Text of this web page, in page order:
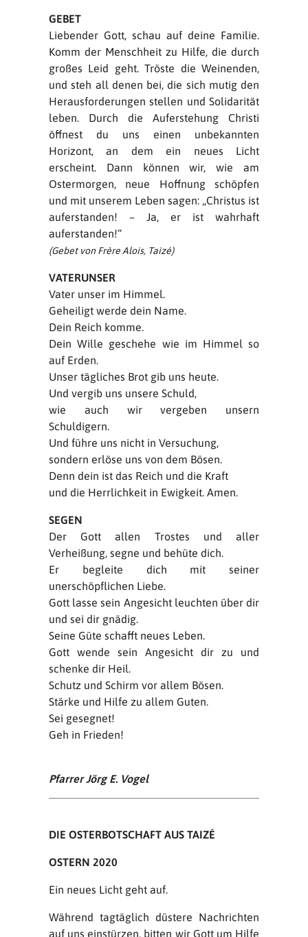
GEBET
Liebender Gott, schau auf deine Familie.
Komm der Menschheit zu Hilfe, die durch
großes Leid geht. Tröste die Weinenden,
und steh all denen bei, die sich mutig den
Herausforderungen stellen und Solidarität
leben. Durch die Auferstehung Christi
öffnest du uns einen unbekannten
Horizont, an dem ein neues Licht
erscheint. Dann können wir, wie am
Ostermorgen, neue Hoffnung schöpfen
und mit unserem Leben sagen: „Christus ist
auferstanden! – Ja, er ist wahrhaft
auferstanden!“
(Gebet von Frère Alois, Taizé)
VATERUNSER
Vater unser im Himmel.
Geheiligt werde dein Name.
Dein Reich komme.
Dein Wille geschehe wie im Himmel so
auf Erden.
Unser tägliches Brot gib uns heute.
Und vergib uns unsere Schuld,
wie auch wir vergeben unsern
Schuldigern.
Und führe uns nicht in Versuchung,
sondern erlöse uns von dem Bösen.
Denn dein ist das Reich und die Kraft
und die Herrlichkeit in Ewigkeit. Amen.
SEGEN
Der Gott allen Trostes und aller
Verheißung, segne und behüte dich.
Er begleite dich mit seiner
unerschöpflichen Liebe.
Gott lasse sein Angesicht leuchten über dir
und sei dir gnädig.
Seine Güte schafft neues Leben.
Gott wende sein Angesicht dir zu und
schenke dir Heil.
Schutz und Schirm vor allem Bösen.
Stärke und Hilfe zu allem Guten.
Sei gesegnet!
Geh in Frieden!
Pfarrer Jörg E. Vogel
DIE OSTERBOTSCHAFT AUS TAIZÉ
OSTERN 2020
Ein neues Licht geht auf.
Während tagtäglich düstere Nachrichten
auf uns einstürzen, bitten wir Gott um Hilfe